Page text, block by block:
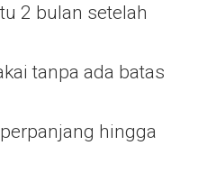
2 bulan setelah
tanpa ada batas
hingga